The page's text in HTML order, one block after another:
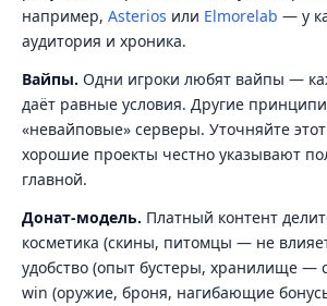
например, Asterios или Elmorelab — у
аудитория и хроника.
Вайпы. Одни игроки любят вайпы —
даёт равные условия. Другие
«невайповые» серверы. Уточняйте
хорошие проекты честно указывают
главной.
Донат-модель. Платный контент
косметика (скины, питомцы — не
удобство (опыт бустеры, хранилище —
win (оружие, броня, нагибающие